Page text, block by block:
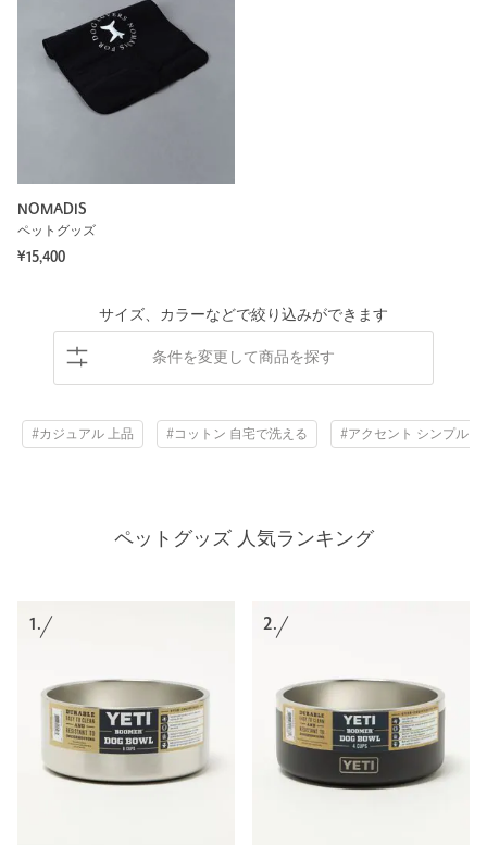
NOMADIS
ペットグッズ
¥15,400
サイズ、カラーなどで絞り込みができます
条件を変更して商品を探す
#カジュアル 上品 #コットン 自宅で洗える #アクセント シンプル
ペットグッズ 人気ランキング
1. 2.